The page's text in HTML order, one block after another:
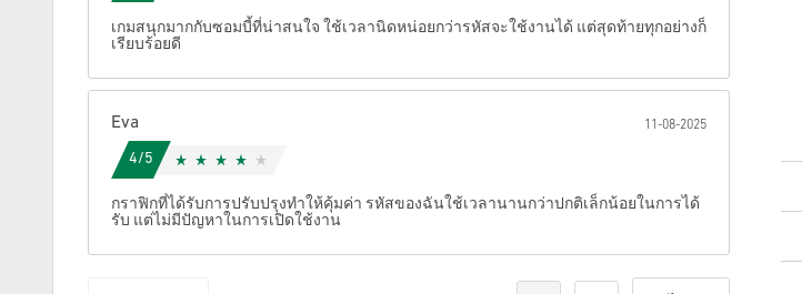
เกมสนุกมากกับซอมบี้ที่น่าสนใจ ใช้เวลานิดหน่อยกว่ารหัสจะใช้งานได้ แต่สุดท้ายทุกอย่างก็
เรียบร้อยดี
Eva 11-08-2025
4/5
กราฟิกที่ได้รับการปรับปรุงทำให้คุ้มค่า รหัสของฉันใช้เวลานานกว่าปกติเล็กน้อยในการได้
รับ แต่ไม่มีปัญหาในการเปิดใช้งาน